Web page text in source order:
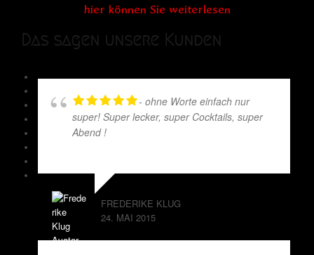
hier können Sie weiterlesen
Das sagen unsere Kunden
- ohne Worte einfach nur
super! Super lecker, super Cocktails, super
Abend !
FREDERIKE KLUG
24. MAI 2015